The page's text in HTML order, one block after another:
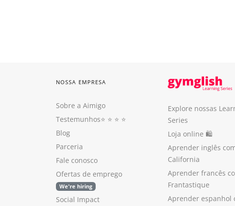
NOSSA EMPRESA
Sobre a Aimigo
Testemunhos⭐️ ⭐️ ⭐️ ⭐️
Blog
Parceria
Fale conosco
Ofertas de emprego
We're hiring
Social Impact
Explore nossas
Series
Loja online 🛍
Aprender inglês
California
Aprender francês
Frantastique
Aprender espanhol